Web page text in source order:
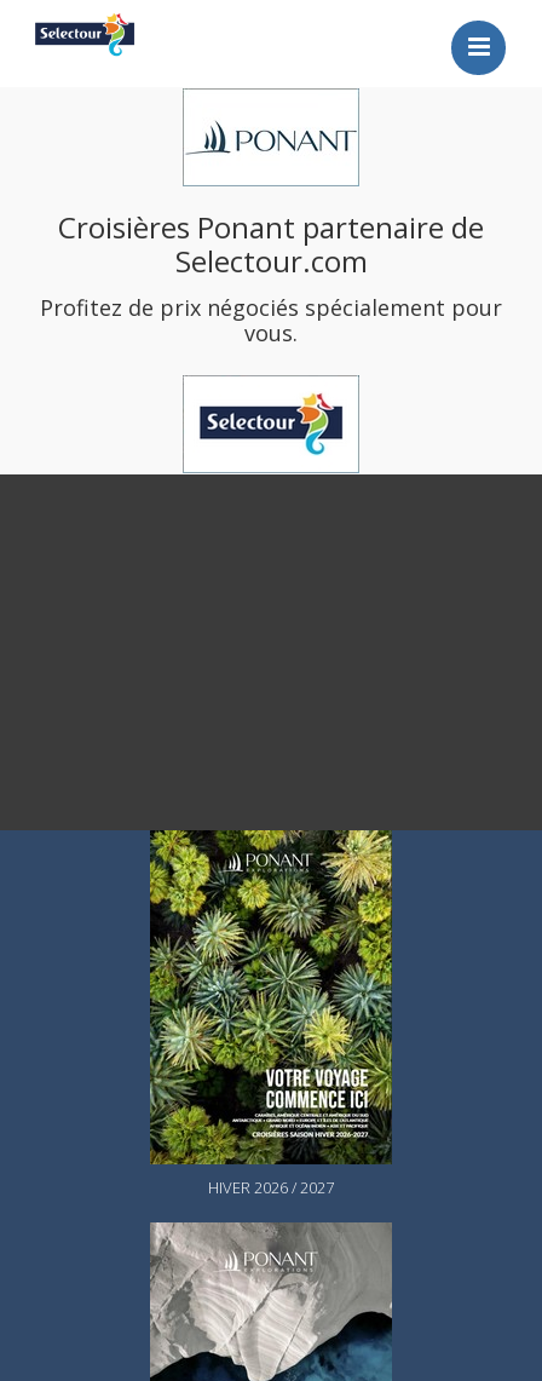
ACCUEIL
BROCHURES
THEMES
PROMOTIONS
RECHERCHE
Croisières Ponant partenaire de
Selectour.com
Profitez de prix négociés spécialement pour
vous.
HIVER 2026 / 2027